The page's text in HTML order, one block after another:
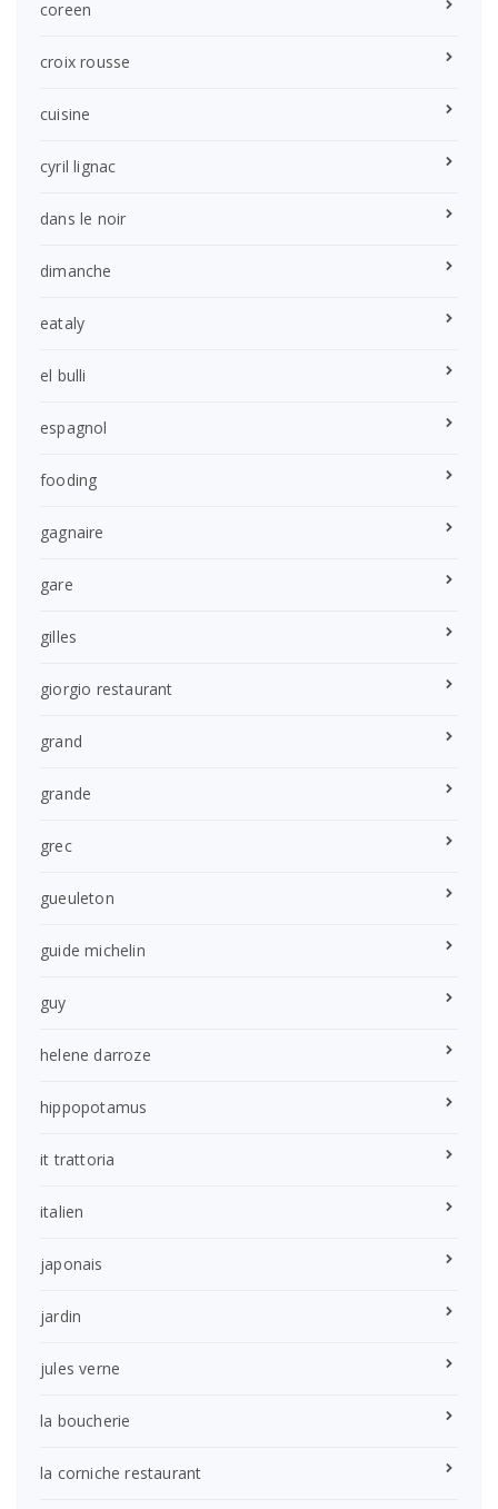
coreen
croix rousse
cuisine
cyril lignac
dans le noir
dimanche
eataly
el bulli
espagnol
fooding
gagnaire
gare
gilles
giorgio restaurant
grand
grande
grec
gueuleton
guide michelin
guy
helene darroze
hippopotamus
it trattoria
italien
japonais
jardin
jules verne
la boucherie
la corniche restaurant